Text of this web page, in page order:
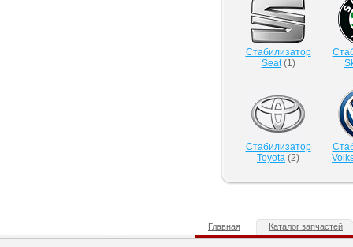
Стабилизатор
Seat(1)
Стабилизатор
Toyota (2)
Главная Каталог запчастей